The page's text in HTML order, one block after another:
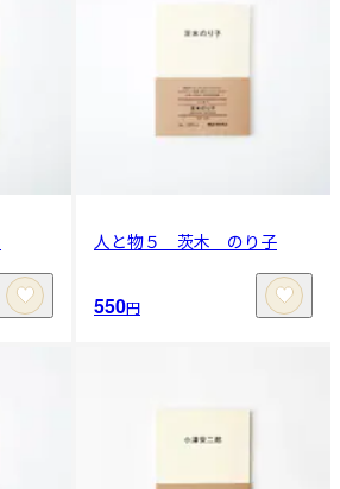
人と物５ 茨木 のり子
550円